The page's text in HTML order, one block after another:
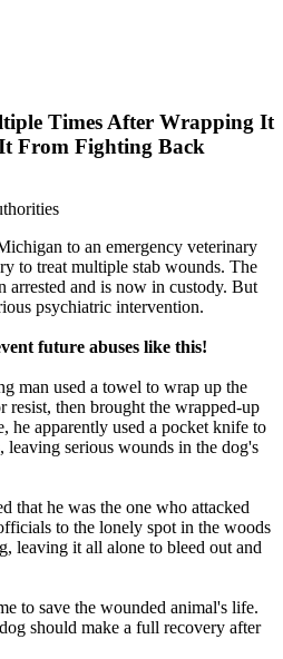
Times After Wrapping It
From Fighting Back
to an emergency veterinary
to treat multiple stab wounds. The
arrested and is now in custody. But
psychiatric intervention.
future abuses like this!
man used a towel to wrap up the
then brought the wrapped-up
he apparently used a pocket knife to
leaving serious wounds in the dog's
that he was the one who attacked
to the lonely spot in the woods
leaving it all alone to bleed out and
to save the wounded animal's life.
should make a full recovery after